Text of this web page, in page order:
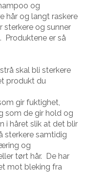
og
hår og langt raskere
sterkere og sunner
Produktene er så
skal bli sterkere
produkt du
gir fuktighet,
som de gir hold og
i håret slik at det blir
sterkere samtidig
og
tørt hår. De har
mot bleking fra